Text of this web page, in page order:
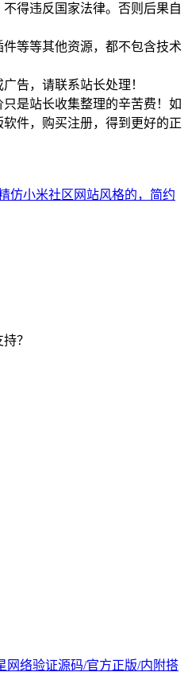
得违反国家法律。否则后果自
等等其他资源，都不包含技术
告，请联系站长处理！
是站长收集整理的辛苦费！如
件，购买注册，得到更好的正
仿小米社区网站风格的，简约
？
网络验证源码/官方正版/内附搭